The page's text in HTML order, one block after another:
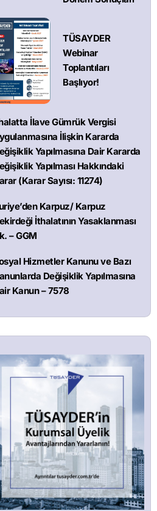
TÜSAYDER
Webinar
Toplantıları
Başlıyor!
İlave Gümrük Vergisi
İlişkin Kararda
Yapılmasına Dair Kararda
Yapılması Hakkındaki
(Karar Sayısı: 11274)
Karpuz/ Karpuz
İthalatının Yasaklanması
– GGM
Hizmetler Kanunu ve Bazı
Değişiklik Yapılmasına
Kanun – 7578